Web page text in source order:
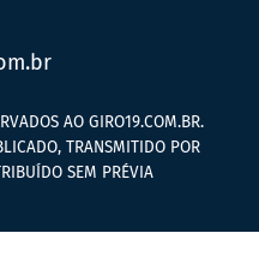
AO GIRO19.COM.BR.
TRANSMITIDO POR
SEM PRÉVIA